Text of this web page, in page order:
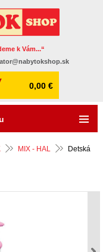
k Vám...“
0,00 €
MIX - HAL
Detská